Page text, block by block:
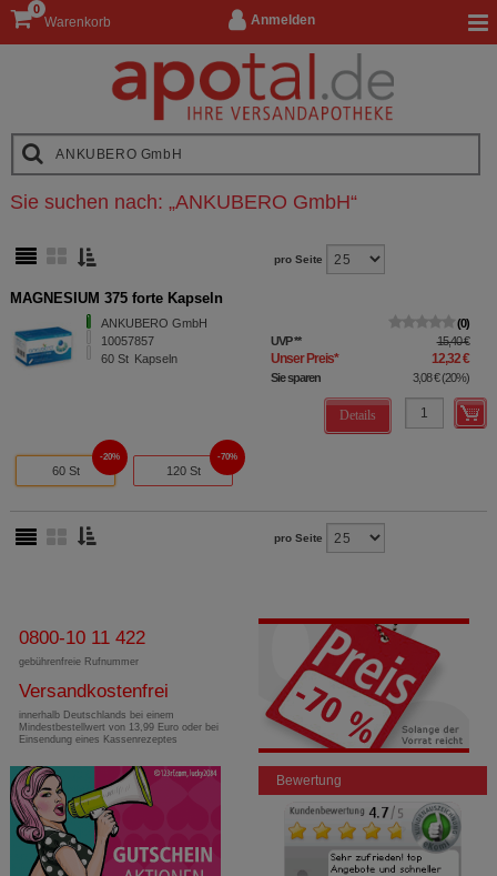
Anmelden
Warenkorb
0
Sie suchen nach: „ANKUBERO GmbH“
pro Seite
MAGNESIUM 375 forte Kapseln
ANKUBERO GmbH
10057857
60 St Kapseln
0
UVP** 15,40 €
Unser Preis* 12,32 €
Sie sparen 3,08 €(20%)
Details
60 St
20%
120 St
70%
pro Seite
0800-10 11 422
gebührenfreie Rufnummer
Versandkostenfrei
innerhalb Deutschlands bei einem
Mindestbestellwert von 13,99 Euro oder bei
Einsendung eines Kassenrezeptes
Bewertung